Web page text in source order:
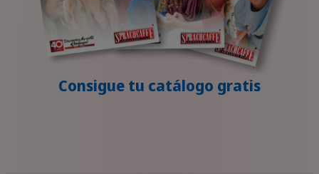
Consigue tu catálogo gratis